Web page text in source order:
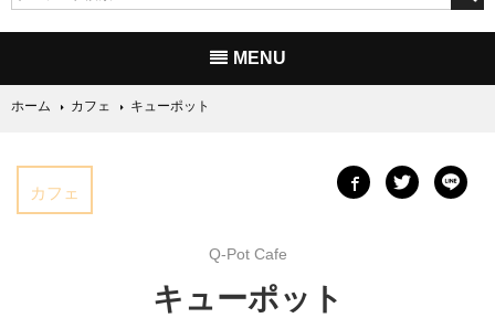
MENU
ホーム カフェ キューポット
カフェ
Q-Pot Cafe
キューポット